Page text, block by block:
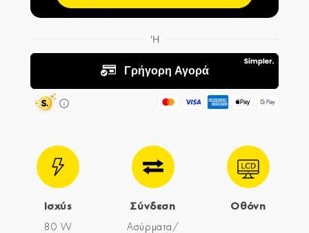
Ισχύς
80 W
Σύνδεση
Ασύρματα/
Οθόνη